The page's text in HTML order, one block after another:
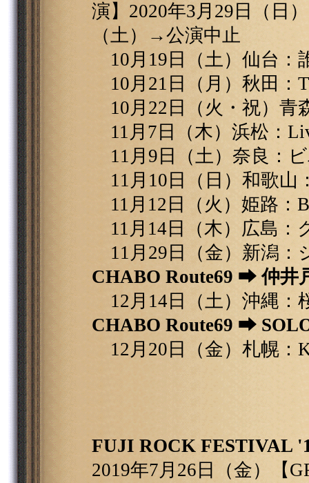
演】2020年3月29日（日
（土）→公演中止
10月19日（土）仙台：
10月21日（月）秋田：
10月22日（火・祝）青
11月7日（木）浜松：
11月9日（土）奈良：
11月10日（日）和歌山
11月12日（火）姫路：
11月14日（木）広島：
11月29日（金）新潟：
CHABO Route69 ⮕ 仲井
12月14日（土）沖縄：
CHABO Route69 ⮕
12月20日（金）札幌：
FUJI ROCK FESTIVAL
2019年7月26日（金）【